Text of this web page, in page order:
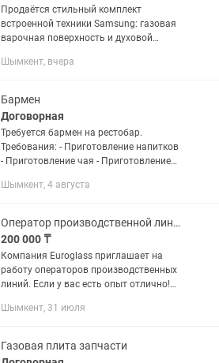
Продаётся стильный комплект
встроенной техники Samsung: газовая
варочная поверхность и духовой
идеально, есть конвекция, обдув,
стекле,...
Шымкент, вчера
Бармен
Договорная
Требуется бармен на рестобар.
Требования: - Приготовление напитков
- Приготовление чая - Приготовление
аппаратом - Знание классических
Шымкент, 4 августа
Оператор производственной линии
200 000 ₸
Компания Euroglass приглашает на
работу операторов производственных
линий. Если у вас есть опыт отлично!
Работать на автоматизированном
Шымкент, 31 июля
Газовая плита запчасти